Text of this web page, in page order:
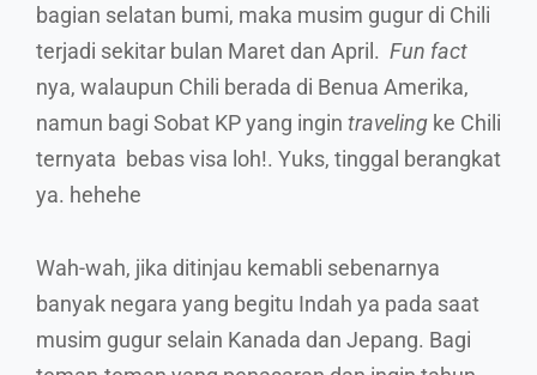
bagian selatan bumi, maka musim gugur di Chili
terjadi sekitar bulan Maret dan April. Fun fact
nya, walaupun Chili berada di Benua Amerika,
namun bagi Sobat KP yang ingin traveling ke Chili
ternyata bebas visa loh!. Yuks, tinggal berangkat
ya. hehehe
Wah-wah, jika ditinjau kemabli sebenarnya
banyak negara yang begitu Indah ya pada saat
musim gugur selain Kanada dan Jepang. Bagi